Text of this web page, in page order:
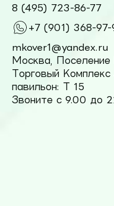
8 (495) 723-86-77
+7 (901) 368-97-
mkover1@yandex.ru
Москва, Поселение
Торговый Комплекс
павильон: Т 15
Звоните с 9.00 до